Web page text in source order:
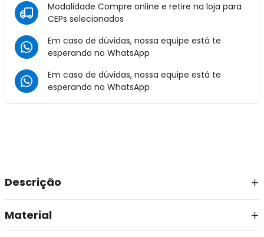
Modalidade Compre online e retire na loja para
CEPs selecionados
Em caso de dúvidas, nossa equipe está te
esperando no WhatsApp
Em caso de dúvidas, nossa equipe está te
esperando no WhatsApp
Descrição
Material